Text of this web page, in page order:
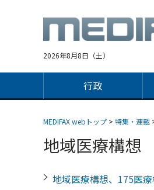
2026年8月8日（土）
行政
MEDIFAX webトップ > 特集・連載
地域医療構想
地域医療構想、175医